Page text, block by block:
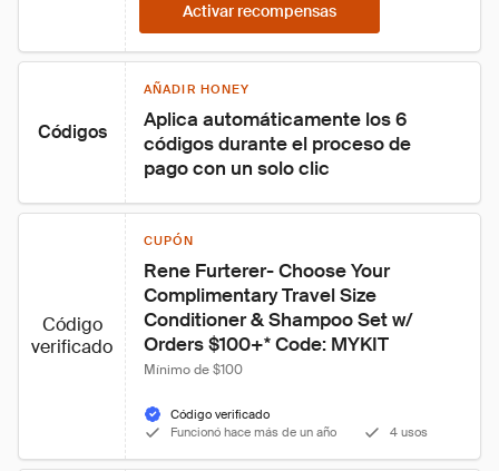
Activar recompensas
Códigos
AÑADIR HONEY
Aplica automáticamente los 6
códigos durante el proceso de
pago con un solo clic
Código
verificado
CUPÓN
Rene Furterer- Choose Your
Complimentary Travel Size
Conditioner & Shampoo Set w/
Orders $100+* Code: MYKIT
Mínimo de $100
Código verificado
Funcionó hace más de un año
4 usos